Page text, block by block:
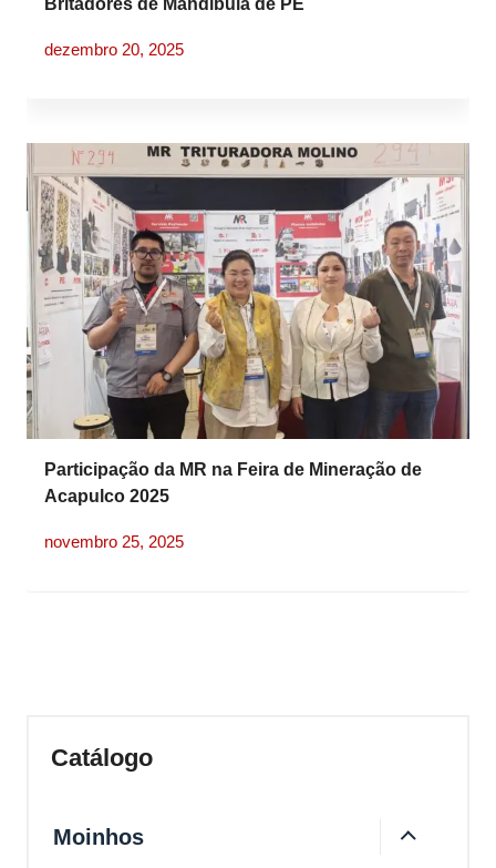
Britadores de Mandíbula de PE
dezembro 20, 2025
Participação da MR na Feira de Mineração de
Acapulco 2025
novembro 25, 2025
Catálogo
Moinhos